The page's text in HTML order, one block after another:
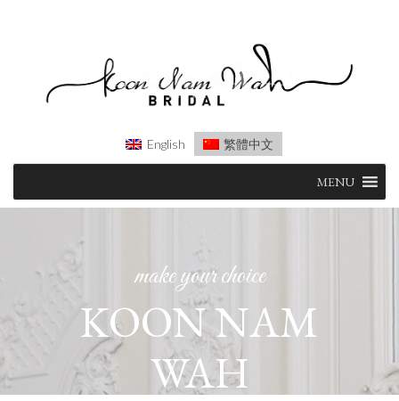
English 繁體中文
content
MENU
make your choice
KOON NAM
WAH